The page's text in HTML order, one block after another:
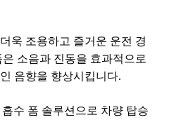
욱 조용하고 즐거운 운전 경
소음과 진동을 효과적으로
음향을 향상시킵니다.
수 폼 솔루션으로 차량 탑승